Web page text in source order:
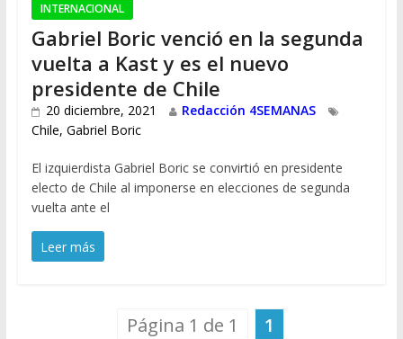
INTERNACIONAL
Gabriel Boric venció en la segunda
vuelta a Kast y es el nuevo
presidente de Chile
20 diciembre, 2021
Redacción 4SEMANAS
Chile, Gabriel Boric
El izquierdista Gabriel Boric se convirtió en presidente
electo de Chile al imponerse en elecciones de segunda
vuelta ante el
Leer más
Página 1 de 1 1